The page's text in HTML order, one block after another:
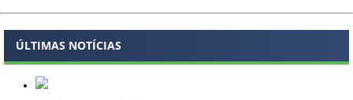
ÚLTIMAS NOTÍCIAS